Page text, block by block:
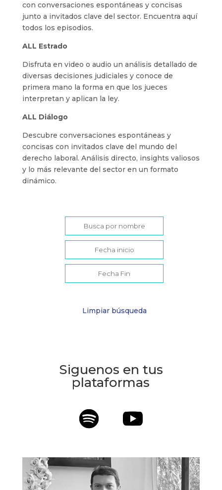
con conversaciones espontáneas y concisas
junto a invitados clave del sector. Encuentra aquí
todos los episodios.
ALL Estrado
Disfruta en video o audio un análisis detallado de
diversas decisiones judiciales y conoce de
primera mano la forma en que los jueces
interpretan y aplican la ley.
ALL Diálogo
Descubre conversaciones espontáneas y
concisas con invitados clave del mundo del
derecho laboral. Análisis directo, insights valiosos
y lo más relevante del sector en un formato
dinámico.
Limpiar búsqueda
Siguenos en tus
plataformas